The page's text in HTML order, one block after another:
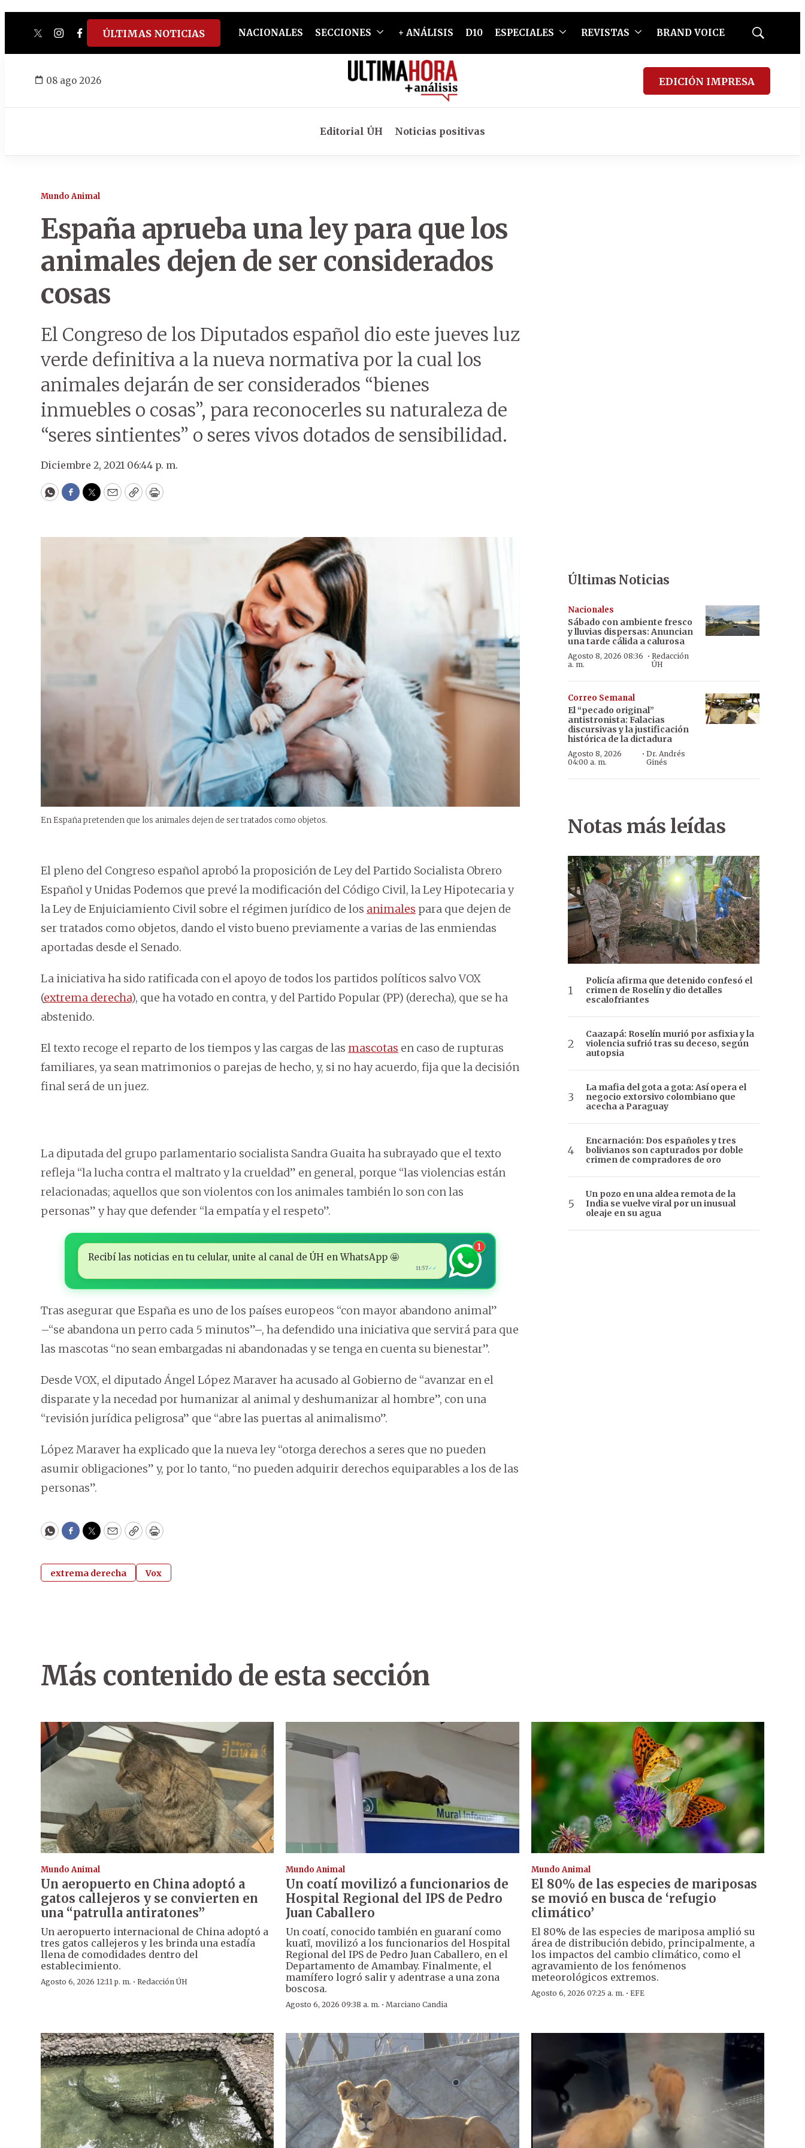
twitterinstagram
facebook
tiktokyoutube
spotify
ÚLTIMAS NOTICIAS NACIONALES SECCIONES + ANÁLISIS D10 ESPECIALES REVISTAS BRAND VOICE
Mostrar
08 ago 2026 EDICIÓN IMPRESA
Editorial ÚH Noticias positivas
Mundo Animal
España aprueba una ley para que los
animales dejen de ser considerados
cosas
El Congreso de los Diputados español dio este jueves luz
verde definitiva a la nueva normativa por la cual los
animales dejarán de ser considerados “bienes
inmuebles o cosas”, para reconocerles su naturaleza de
“seres sintientes” o seres vivos dotados de sensibilidad.
Diciembre 2, 2021 06:44 p. m.
WhatsApp
Facebook
Twitter
EmailCopyPrint
En España pretenden que los animales dejen de ser tratados como objetos.
El pleno del Congreso español aprobó la proposición de Ley del Partido Socialista Obrero
Español y Unidas Podemos que prevé la modificación del Código Civil, la Ley Hipotecaria y
la Ley de Enjuiciamiento Civil sobre el régimen jurídico de los animales para que dejen de
ser tratados como objetos, dando el visto bueno previamente a varias de las enmiendas
aportadas desde el Senado.
La iniciativa ha sido ratificada con el apoyo de todos los partidos políticos salvo VOX
(extrema derecha), que ha votado en contra, y del Partido Popular (PP) (derecha), que se ha
abstenido.
El texto recoge el reparto de los tiempos y las cargas de las mascotas en caso de rupturas
familiares, ya sean matrimonios o parejas de hecho, y, si no hay acuerdo, fija que la decisión
final será de un juez.
La diputada del grupo parlamentario socialista Sandra Guaita ha subrayado que el texto
refleja “la lucha contra el maltrato y la crueldad” en general, porque “las violencias están
relacionadas; aquellos que son violentos con los animales también lo son con las
personas” y hay que defender “la empatía y el respeto”.
Recibí las noticias en tu celular, unite al canal de ÚH en WhatsApp 🤩
11:57✓✓
1
Tras asegurar que España es uno de los países europeos “con mayor abandono animal”
–“se abandona un perro cada 5 minutos”–, ha defendido una iniciativa que servirá para que
las mascotas “no sean embargadas ni abandonadas y se tenga en cuenta su bienestar”.
Desde VOX, el diputado Ángel López Maraver ha acusado al Gobierno de “avanzar en el
disparate y la necedad por humanizar al animal y deshumanizar al hombre”, con una
“revisión jurídica peligrosa” que “abre las puertas al animalismo”.
López Maraver ha explicado que la nueva ley “otorga derechos a seres que no pueden
asumir obligaciones” y, por lo tanto, “no pueden adquirir derechos equiparables a los de las
personas”.
WhatsApp
Facebook
Twitter
EmailCopyPrint
extrema derecha Vox
Últimas Noticias
Nacionales
Sábado con ambiente fresco
y lluvias dispersas: Anuncian
una tarde cálida a calurosa
Agosto 8, 2026 08:36
a. m.
·Redacción
ÚH
Correo Semanal
El “pecado original”
antistronista: Falacias
discursivas y la justificación
histórica de la dictadura
Agosto 8, 2026
04:00 a. m.
·Dr. Andrés
Ginés
Notas más leídas
Policía afirma que detenido confesó el
crimen de Roselín y dio detalles
escalofriantes
Caazapá: Roselín murió por asfixia y la
violencia sufrió tras su deceso, según
autopsia
La mafia del gota a gota: Así opera el
negocio extorsivo colombiano que
acecha a Paraguay
Encarnación: Dos españoles y tres
bolivianos son capturados por doble
crimen de compradores de oro
Un pozo en una aldea remota de la
India se vuelve viral por un inusual
oleaje en su agua
Más contenido de esta sección
Mundo Animal
Un aeropuerto en China adoptó a
gatos callejeros y se convierten en
una “patrulla antiratones”
Un aeropuerto internacional de China adoptó a
tres gatos callejeros y les brinda una estadía
llena de comodidades dentro del
establecimiento.
Agosto 6, 2026 12:11 p. m. · Redacción ÚH
Mundo Animal
Un coatí movilizó a funcionarios de
Hospital Regional del IPS de Pedro
Juan Caballero
Un coatí, conocido también en guaraní como
kuatĩ, movilizó a los funcionarios del Hospital
Regional del IPS de Pedro Juan Caballero, en el
Departamento de Amambay. Finalmente, el
mamífero logró salir y adentrase a una zona
boscosa.
Agosto 6, 2026 09:38 a. m. ·Marciano Candia
Mundo Animal
El 80% de las especies de mariposas
se movió en busca de ‘refugio
climático’
El 80% de las especies de mariposa amplió su
área de distribución debido, principalmente, a
los impactos del cambio climático, como el
agravamiento de los fenómenos
meteorológicos extremos.
Agosto 6, 2026 07:25 a. m. · EFE